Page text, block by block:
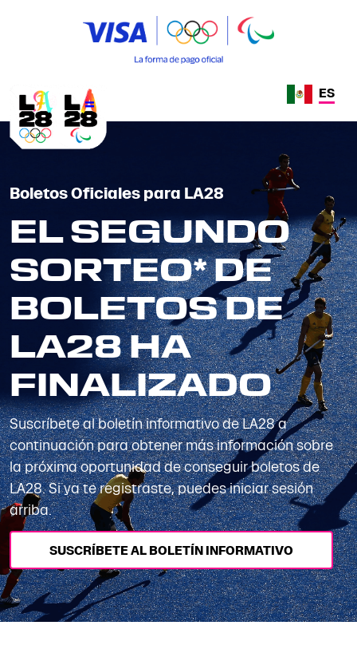
ES
Boletos Oficiales para LA28
EL SEGUNDO
SORTEO* DE
BOLETOS DE
LA28 HA
FINALIZADO
Suscríbete al boletín informativo de LA28 a
continuación para obtener más información sobre
la próxima oportunidad de conseguir boletos de
LA28. Si ya te registraste, puedes iniciar sesión
arriba.
SUSCRÍBETE AL BOLETÍN INFORMATIVO